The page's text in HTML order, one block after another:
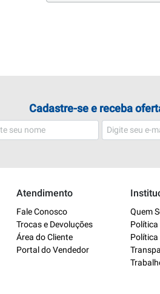
Cadastre-se e receba
Atendimento
Fale Conosco
Trocas e Devoluções
Área do Cliente
Portal do Vendedor
Quem
Política
Política